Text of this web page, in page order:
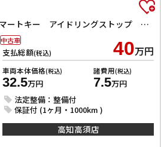
X 全周囲カメラ TV スマートキー アイドリングストップ 電動格納ミラー ベンチシート CVT 盗難防止システム ABS ミュージックプレイヤー接続可 衝突安全ボディ エアコン パワーステアリング
支払総額(税込) 40万円
車両本体価格(税込)
32.5万円
諸費用(税込)
7.5万円
法定整備：整備付
保証付 (1ヶ月・1000km )
中古車
高知高須店